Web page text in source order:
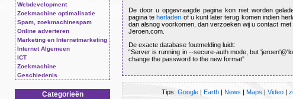
Webdevelopment
Zoekmachine optimalisatie
Spam, zoekmachinespam
Online adverteren
Marketing en Internetmarketing
Internet Algemeen
ICT
Zoekmachine
Geschiedenis
Categorieën
De door u opgevraagde pagina kon niet worden
pagina teherladen of u kunt later terug komen indien
dan alsnog voorkomen, dan verzoeken wij u contact
Jeroen.com.
De exacte database foutmelding luidt:
Server is running in --secure-auth mode, but
change the password to the new format
Tips: Google| Earth| News | Maps | Video|